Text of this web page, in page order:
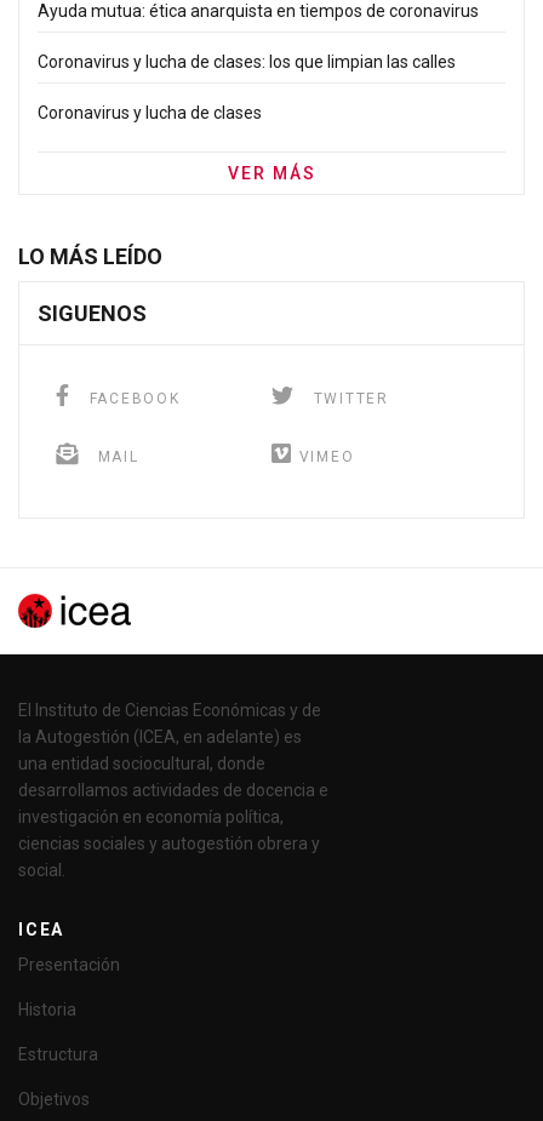
Ayuda mutua: ética anarquista en tiempos de coronavirus
Coronavirus y lucha de clases: los que limpian las calles
Coronavirus y lucha de clases
VER MÁS
LO MÁS LEÍDO
SIGUENOS
FACEBOOK TWITTER
MAIL VIMEO
El Instituto de Ciencias Económicas y de
la Autogestión (ICEA, en adelante) es
una entidad sociocultural, donde
desarrollamos actividades de docencia e
investigación en economía política,
ciencias sociales y autogestión obrera y
social.
ICEA
Presentación
Historia
Estructura
Objetivos